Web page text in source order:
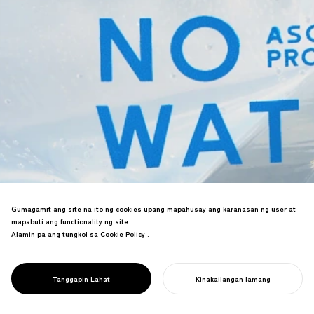
PROJECT
PLAY-BOU!
programang NHK—kasama ang mga
na makabagong nilalaman ng
pagsasanay sa paghahanda sa sakuna.
SIMULAN ANG INYONG PROYEKTO
Gumagamit ang site na ito ng cookies upang mapahusay ang karanasan ng user at
mapabuti ang functionality ng site.
Alamin pa ang tungkol sa Cookie Policy
Cookie Policy .
Tanggapin Lahat Kinakailangan lamang